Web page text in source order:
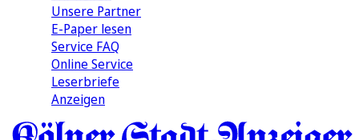
Unsere Partner
E-Paper lesen
Service FAQ
Online Service
Leserbriefe
Anzeigen